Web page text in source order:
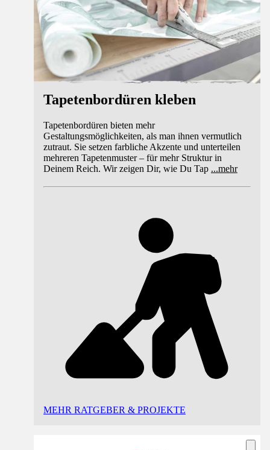
Tapetenbordüren kleben
Tapetenbordüren bieten mehr
Gestaltungsmöglichkeiten, als man ihnen vermutlich
zutraut. Sie setzen farbliche Akzente und unterteilen
mehreren Tapetenmuster – für mehr Struktur in
Deinem Reich. Wir zeigen Dir, wie Du Tap ...mehr
MEHR RATGEBER & PROJEKTE